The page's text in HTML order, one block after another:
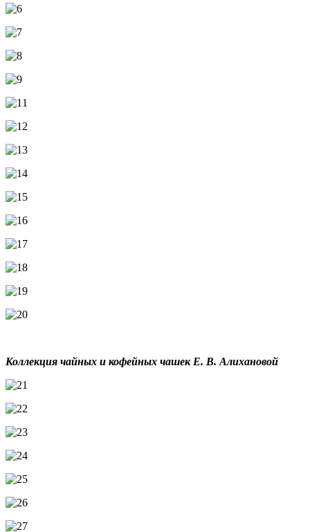
Коллекция чайных и кофейных чашек Е. В. Алихановой